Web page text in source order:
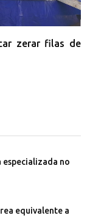
zerar filas de
no
equivalente a